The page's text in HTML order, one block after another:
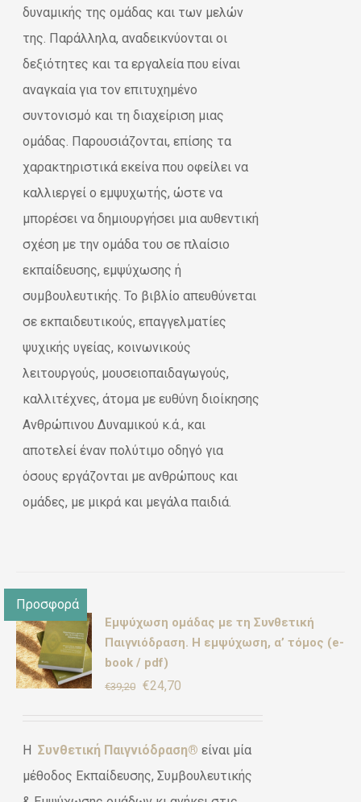
δυναμικής της ομάδας και των μελών
της. Παράλληλα, αναδεικνύονται οι
δεξιότητες και τα εργαλεία που είναι
αναγκαία για τον επιτυχημένο
συντονισμό και τη διαχείριση μιας
ομάδας. Παρουσιάζονται, επίσης τα
χαρακτηριστικά εκείνα που οφείλει να
καλλιεργεί ο εμψυχωτής, ώστε να
μπορέσει να δημιουργήσει μια αυθεντική
σχέση με την ομάδα του σε πλαίσιο
εκπαίδευσης, εμψύχωσης ή
συμβουλευτικής. Το βιβλίο απευθύνεται
σε εκπαιδευτικούς, επαγγελματίες
ψυχικής υγείας, κοινωνικούς
λειτουργούς, μουσειοπαιδαγωγούς,
καλλιτέχνες, άτομα με ευθύνη διοίκησης
Ανθρώπινου Δυναμικού κ.ά., και
αποτελεί έναν πολύτιμο οδηγό για
όσους εργάζονται με ανθρώπους και
ομάδες, με μικρά και μεγάλα παιδιά.
Προσφορά
Εμψύχωση ομάδας με τη Συνθετική
Παιγνιόδραση. Η εμψύχωση, α’ τόμος (e-
book / pdf)
€39,20 Original
€39,20.
€24,70
είναι:
ΗΣυνθετική Παιγνιόδραση® είναι μία
μέθοδος Εκπαίδευσης, Συμβουλευτικής